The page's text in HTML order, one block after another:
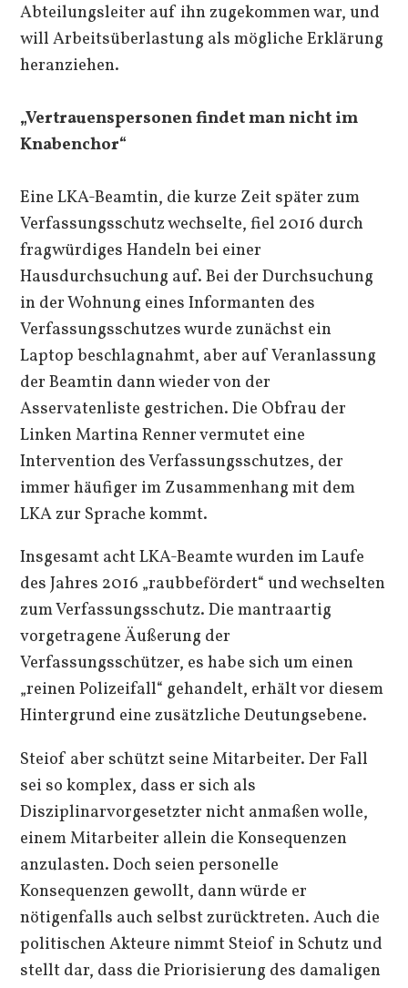
Abteilungsleiter auf ihn zugekommen war, und
will Arbeitsüberlastung als mögliche Erklärung
heranziehen.
„Vertrauenspersonen findet man nicht im
Knabenchor“
Eine LKA-Beamtin, die kurze Zeit später zum
Verfassungsschutz wechselte, fiel 2016 durch
fragwürdiges Handeln bei einer
Hausdurchsuchung auf. Bei der Durchsuchung
in der Wohnung eines Informanten des
Verfassungsschutzes wurde zunächst ein
Laptop beschlagnahmt, aber auf Veranlassung
der Beamtin dann wieder von der
Asservatenliste gestrichen. Die Obfrau der
Linken Martina Renner vermutet eine
Intervention des Verfassungsschutzes, der
immer häufiger im Zusammenhang mit dem
LKA zur Sprache kommt.
Insgesamt acht LKA-Beamte wurden im Laufe
des Jahres 2016 „raubbefördert“ und wechselten
zum Verfassungsschutz. Die mantraartig
vorgetragene Äußerung der
Verfassungsschützer, es habe sich um einen
„reinen Polizeifall“ gehandelt, erhält vor diesem
Hintergrund eine zusätzliche Deutungsebene.
Steiof aber schützt seine Mitarbeiter. Der Fall
sei so komplex, dass er sich als
Disziplinarvorgesetzter nicht anmaßen wolle,
einem Mitarbeiter allein die Konsequenzen
anzulasten. Doch seien personelle
Konsequenzen gewollt, dann würde er
nötigenfalls auch selbst zurücktreten. Auch die
politischen Akteure nimmt Steiof in Schutz und
stellt dar, dass die Priorisierung des damaligen